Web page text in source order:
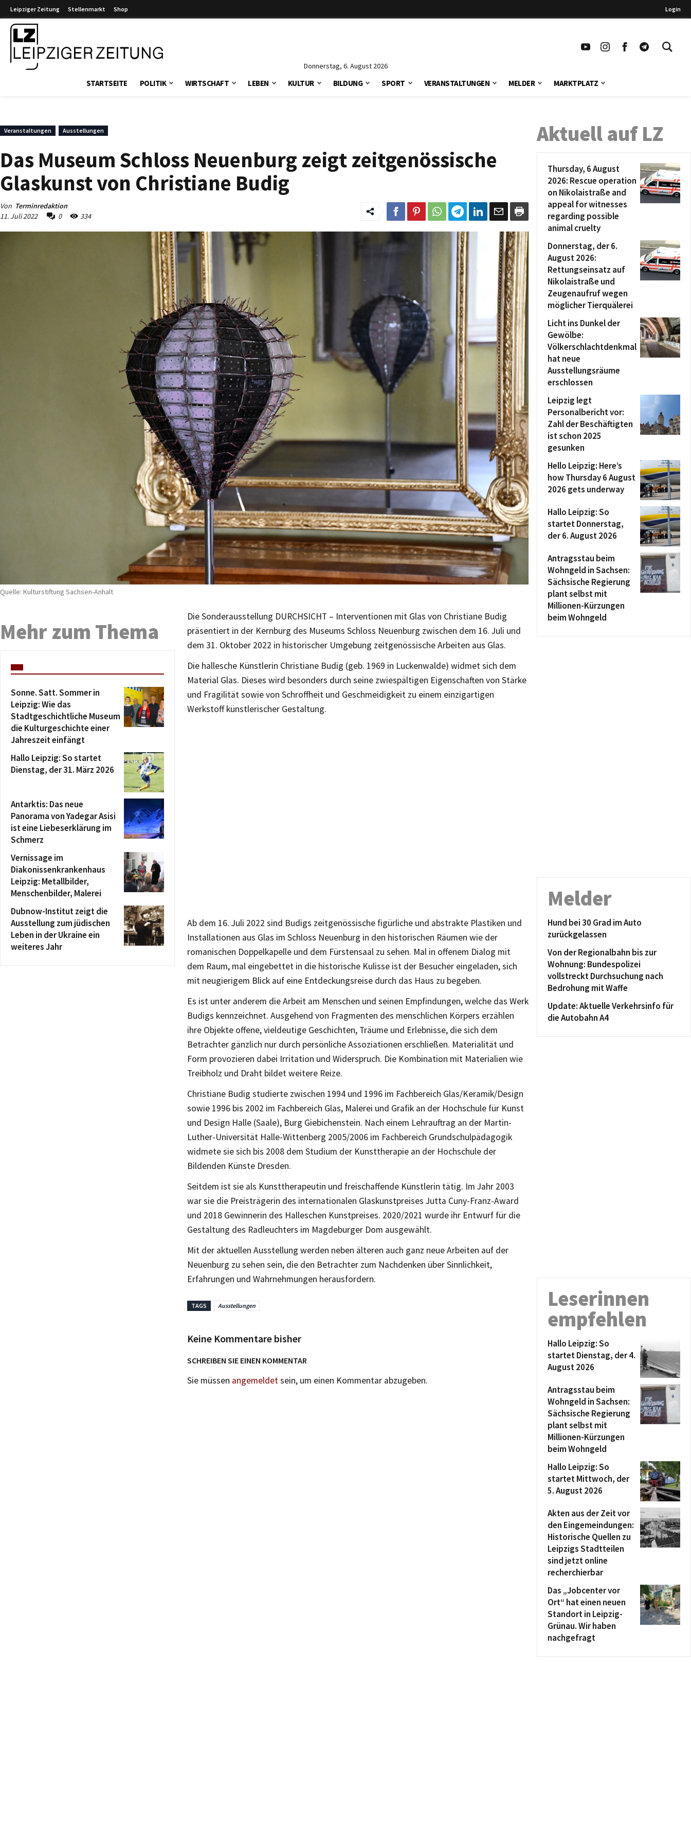
Leipziger Zeitung Stellenmarkt Shop Login
Donnerstag, 6. August 2026
STARTSEITE POLITIK WIRTSCHAFT LEBEN KULTUR BILDUNG SPORT VERANSTALTUNGEN MELDER MARKTPLATZ
Veranstaltungen Ausstellungen
Das Museum Schloss Neuenburg zeigt zeitgenössische
Glaskunst von Christiane Budig
Von Terminredaktion
11. Juli 2022
0 334
Quelle: Kulturstiftung Sachsen-Anhalt
Die Sonderausstellung DURCHSICHT – Interventionen mit Glas von Christiane Budig
präsentiert in der Kernburg des Museums Schloss Neuenburg zwischen dem 16. Juli und
dem 31. Oktober 2022 in historischer Umgebung zeitgenössische Arbeiten aus Glas.
Die hallesche Künstlerin Christiane Budig (geb. 1969 in Luckenwalde) widmet sich dem
Material Glas. Dieses wird besonders durch seine zwiespältigen Eigenschaften von Stärke
und Fragilität sowie von Schroffheit und Geschmeidigkeit zu einem einzigartigen
Werkstoff künstlerischer Gestaltung.
Ab dem 16. Juli 2022 sind Budigs zeitgenössische figürliche und abstrakte Plastiken und
Installationen aus Glas im Schloss Neuenburg in den historischen Räumen wie der
romanischen Doppelkapelle und dem Fürstensaal zu sehen. Mal in offenem Dialog mit
dem Raum, mal eingebettet in die historische Kulisse ist der Besucher eingeladen, sich
mit neugierigem Blick auf eine Entdeckungsreise durch das Haus zu begeben.
Es ist unter anderem die Arbeit am Menschen und seinen Empfindungen, welche das Werk
Budigs kennzeichnet. Ausgehend von Fragmenten des menschlichen Körpers erzählen
ihre Objekte offene, vieldeutige Geschichten, Träume und Erlebnisse, die sich dem
Betrachter gänzlich nur durch persönliche Assoziationen erschließen. Materialität und
Form provozieren dabei Irritation und Widerspruch. Die Kombination mit Materialien wie
Treibholz und Draht bildet weitere Reize.
Christiane Budig studierte zwischen 1994 und 1996 im Fachbereich Glas/Keramik/Design
sowie 1996 bis 2002 im Fachbereich Glas, Malerei und Grafik an der Hochschule für Kunst
und Design Halle (Saale), Burg Giebichenstein. Nach einem Lehrauftrag an der Martin-
Luther-Universität Halle-Wittenberg 2005/2006 im Fachbereich Grundschulpädagogik
widmete sie sich bis 2008 dem Studium der Kunsttherapie an der Hochschule der
Bildenden Künste Dresden.
Seitdem ist sie als Kunsttherapeutin und freischaffende Künstlerin tätig. Im Jahr 2003
war sie die Preisträgerin des internationalen Glaskunstpreises Jutta Cuny-Franz-Award
und 2018 Gewinnerin des Halleschen Kunstpreises. 2020/2021 wurde ihr Entwurf für die
Gestaltung des Radleuchters im Magdeburger Dom ausgewählt.
Mit der aktuellen Ausstellung werden neben älteren auch ganz neue Arbeiten auf der
Neuenburg zu sehen sein, die den Betrachter zum Nachdenken über Sinnlichkeit,
Erfahrungen und Wahrnehmungen herausfordern.
TAGS Ausstellungen
Keine Kommentare bisher
SCHREIBEN SIE EINEN KOMMENTAR
Sie müssen angemeldetsein, um einen Kommentar abzugeben.
Mehr zum Thema
Sonne. Satt. Sommer in
Leipzig: Wie das
Stadtgeschichtliche Museum
die Kulturgeschichte einer
Jahreszeit einfängt
Hallo Leipzig: So startet
Dienstag, der 31. März 2026
Antarktis: Das neue
Panorama von Yadegar Asisi
ist eine Liebeserklärung im
Schmerz
Vernissage im
Diakonissenkrankenhaus
Leipzig: Metallbilder,
Menschenbilder, Malerei
Dubnow-Institut zeigt die
Ausstellung zum jüdischen
Leben in der Ukraine ein
weiteres Jahr
Aktuell auf LZ
Thursday, 6 August
2026: Rescue operation
on Nikolaistraße and
appeal for witnesses
regarding possible
animal cruelty
Donnerstag, der 6.
August 2026:
Rettungseinsatz auf
Nikolaistraße und
Zeugenaufruf wegen
möglicher Tierquälerei
Licht ins Dunkel der
Gewölbe:
Völkerschlachtdenkmal
hat neue
Ausstellungsräume
erschlossen
Leipzig legt
Personalbericht vor:
Zahl der Beschäftigten
ist schon 2025
gesunken
Hello Leipzig: Here’s
how Thursday 6 August
2026 gets underway
Hallo Leipzig: So
startet Donnerstag,
der 6. August 2026
Antragsstau beim
Wohngeld in Sachsen:
Sächsische Regierung
plant selbst mit
Millionen-Kürzungen
beim Wohngeld
Melder
Hund bei 30 Grad im Auto
zurückgelassen
Von der Regionalbahn bis zur
Wohnung: Bundespolizei
vollstreckt Durchsuchung nach
Bedrohung mit Waffe
Update: Aktuelle Verkehrsinfo für
die Autobahn A4
Leserinnen
empfehlen
Hallo Leipzig: So
startet Dienstag, der 4.
August 2026
Antragsstau beim
Wohngeld in Sachsen:
Sächsische Regierung
plant selbst mit
Millionen-Kürzungen
beim Wohngeld
Hallo Leipzig: So
startet Mittwoch, der
5. August 2026
Akten aus der Zeit vor
den Eingemeindungen:
Historische Quellen zu
Leipzigs Stadtteilen
sind jetzt online
recherchierbar
Das „Jobcenter vor
Ort“ hat einen neuen
Standort in Leipzig-
Grünau. Wir haben
nachgefragt